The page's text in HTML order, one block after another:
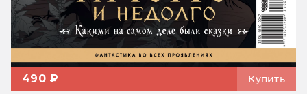
490 ₽ Купить